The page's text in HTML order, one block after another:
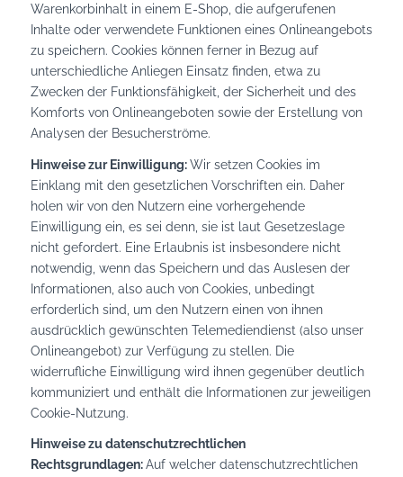
Warenkorbinhalt in einem E-Shop, die aufgerufenen
Inhalte oder verwendete Funktionen eines Onlineangebots
zu speichern. Cookies können ferner in Bezug auf
unterschiedliche Anliegen Einsatz finden, etwa zu
Zwecken der Funktionsfähigkeit, der Sicherheit und des
Komforts von Onlineangeboten sowie der Erstellung von
Analysen der Besucherströme.
Hinweise zur Einwilligung:Wir setzen Cookies im
Einklang mit den gesetzlichen Vorschriften ein. Daher
holen wir von den Nutzern eine vorhergehende
Einwilligung ein, es sei denn, sie ist laut Gesetzeslage
nicht gefordert. Eine Erlaubnis ist insbesondere nicht
notwendig, wenn das Speichern und das Auslesen der
Informationen, also auch von Cookies, unbedingt
erforderlich sind, um den Nutzern einen von ihnen
ausdrücklich gewünschten Telemediendienst (also unser
Onlineangebot) zur Verfügung zu stellen. Die
widerrufliche Einwilligung wird ihnen gegenüber deutlich
kommuniziert und enthält die Informationen zur jeweiligen
Cookie-Nutzung.
Hinweise zu datenschutzrechtlichen
Rechtsgrundlagen:Auf welcher datenschutzrechtlichen